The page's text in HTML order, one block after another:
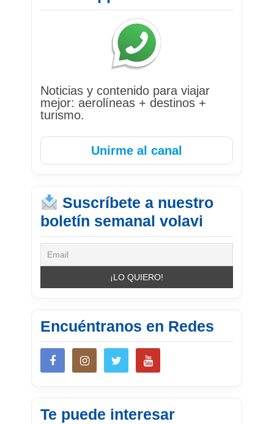
Noticias y contenido para viajar
mejor: aerolíneas + destinos +
turismo.
Unirme al canal
Suscríbete a nuestro
boletín semanal volavi
Encuéntranos en Redes
Te puede interesar